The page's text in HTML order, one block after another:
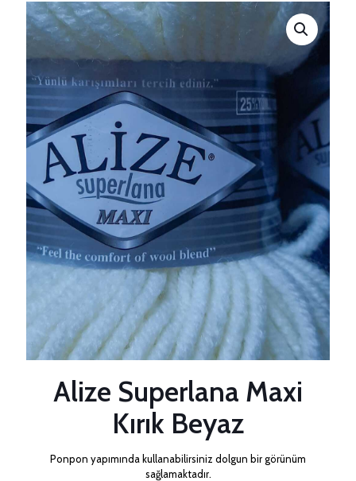
Alize Superlana Maxi
Kırık Beyaz
Ponpon yapımında kullanabilirsiniz dolgun bir görünüm
sağlamaktadır.